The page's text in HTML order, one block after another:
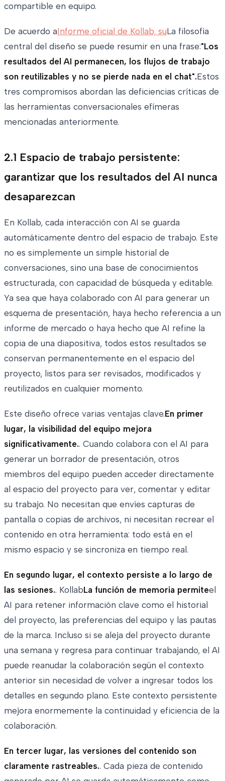
compartible en equipo.
De acuerdo aInforme oficial de Kollab, suLa filosofía
central del diseño se puede resumir en una frase:"Los
resultados del AI permanecen, los flujos de trabajo
son reutilizables y no se pierde nada en el chat".Estos
tres compromisos abordan las deficiencias críticas de
las herramientas conversacionales efímeras
mencionadas anteriormente.
2.1 Espacio de trabajo persistente:
garantizar que los resultados del AI nunca
desaparezcan
En Kollab, cada interacción con AI se guarda
automáticamente dentro del espacio de trabajo. Este
no es simplemente un simple historial de
conversaciones, sino una base de conocimientos
estructurada, con capacidad de búsqueda y editable.
Ya sea que haya colaborado con AI para generar un
esquema de presentación, haya hecho referencia a un
informe de mercado o haya hecho que AI refine la
copia de una diapositiva, todos estos resultados se
conservan permanentemente en el espacio del
proyecto, listos para ser revisados, modificados y
reutilizados en cualquier momento.
Este diseño ofrece varias ventajas clave.En primer
lugar, la visibilidad del equipo mejora
significativamente.. Cuando colabora con el AI para
generar un borrador de presentación, otros
miembros del equipo pueden acceder directamente
al espacio del proyecto para ver, comentar y editar
su trabajo. No necesitan que envíes capturas de
pantalla o copias de archivos, ni necesitan recrear el
contenido en otra herramienta: todo está en el
mismo espacio y se sincroniza en tiempo real.
En segundo lugar, el contexto persiste a lo largo de
las sesiones.. KollabLa función de memoria permiteel
AI para retener información clave como el historial
del proyecto, las preferencias del equipo y las pautas
de la marca. Incluso si se aleja del proyecto durante
una semana y regresa para continuar trabajando, el AI
puede reanudar la colaboración según el contexto
anterior sin necesidad de volver a ingresar todos los
detalles en segundo plano. Este contexto persistente
mejora enormemente la continuidad y eficiencia de la
colaboración.
En tercer lugar, las versiones del contenido son
claramente rastreables.. Cada pieza de contenido